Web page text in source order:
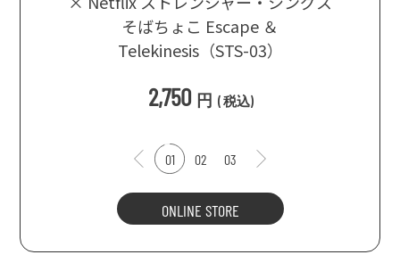
そばちょこ Escape ＆
Telekinesis（STS-03）
2,750 円 (税込)
01 02 03
ONLINE STORE